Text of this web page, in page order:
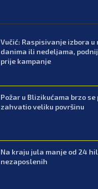
Vučić: Raspisivanje izbora
danima ili nedeljama,
prije kampanje
Požar u Blizikućama brzo se
zahvatio veliku površinu
Na kraju jula manje od 24
nezaposlenih